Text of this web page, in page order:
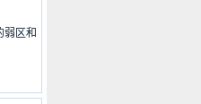
弱区和